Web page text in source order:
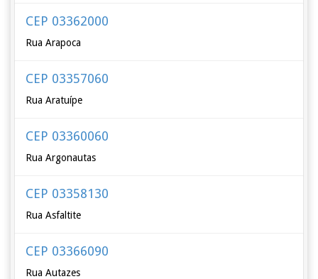
CEP 03362000
Rua Arapoca
CEP 03357060
Rua Aratuípe
CEP 03360060
Rua Argonautas
CEP 03358130
Rua Asfaltite
CEP 03366090
Rua Autazes